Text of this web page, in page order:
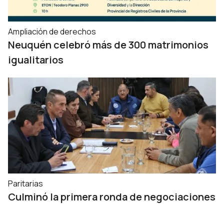
Ampliación de derechos
Neuquén celebró más de 300 matrimonios
igualitarios
Paritarias
Culminó la primera ronda de negociaciones